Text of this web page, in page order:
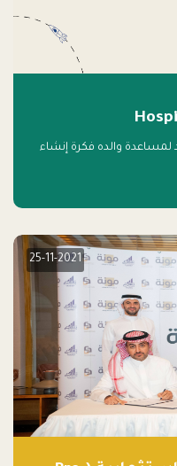
لمساعدة والده فكرة إنشاء
25-11-2021